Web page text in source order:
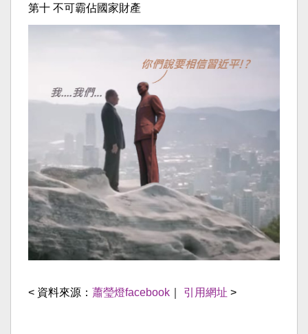
第十 不可霸佔國家財產
< 資料來源： 蕭瑩燈facebook 引用網址 >